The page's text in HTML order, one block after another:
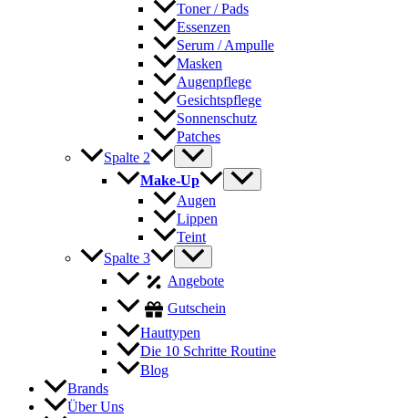
Toner / Pads
Essenzen
Serum / Ampulle
Masken
Augenpflege
Gesichtspflege
Sonnenschutz
Patches
Spalte 2
Make-Up
Augen
Lippen
Teint
Spalte 3
Angebote
Gutschein
Hauttypen
Die 10 Schritte Routine
Blog
Brands
Über Uns